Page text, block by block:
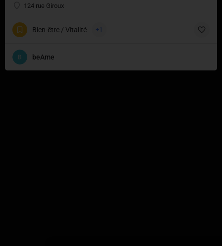
124 rue Giroux
Bien-être / Vitalité +1
beAme